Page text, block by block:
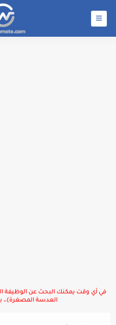
في أي وقت يمكنك البحث عن الوظيفة
العدسة المصغرة)،،